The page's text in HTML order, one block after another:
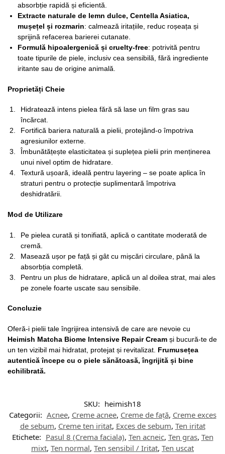
absorbție rapidă și eficientă.
Extracte naturale de lemn dulce, Centella Asiatica,
mușețel și rozmarin: calmează iritațiile, reduc roșeața și
sprijină refacerea barierei cutanate.
Formulă hipoalergenică și cruelty-free: potrivită pentru
toate tipurile de piele, inclusiv cea sensibilă, fără ingrediente
iritante sau de origine animală.
Proprietăți Cheie
Hidratează intens pielea fără să lase un film gras sau
încărcat.
Fortifică bariera naturală a pielii, protejând-o împotriva
agresiunilor externe.
Îmbunătățește elasticitatea și suplețea pielii prin menținerea
unui nivel optim de hidratare.
Textură ușoară, ideală pentru layering – se poate aplica în
straturi pentru o protecție suplimentară împotriva
deshidratării.
Mod de Utilizare
Pe pielea curată și tonifiată, aplică o cantitate moderată de
cremă.
Masează ușor pe față și gât cu mișcări circulare, până la
absorbția completă.
Pentru un plus de hidratare, aplică un al doilea strat, mai ales
pe zonele foarte uscate sau sensibile.
Concluzie
Oferă-i pielii tale îngrijirea intensivă de care are nevoie cu
Heimish Matcha Biome Intensive Repair Cream și bucură-te de
un ten vizibil mai hidratat, protejat și revitalizat. Frumusețea
autentică începe cu o piele sănătoasă, îngrijită și bine
echilibrată.
SKU: heimish18
Categorii: Acnee, Creme acnee, Creme de față, Creme exces
de sebum, Creme ten iritat, Exces de sebum, Ten iritat
Etichete: Pasul 8 (Crema faciala), Ten acneic, Ten gras, Ten
mixt, Ten normal, Ten sensibil / Iritat, Ten uscat